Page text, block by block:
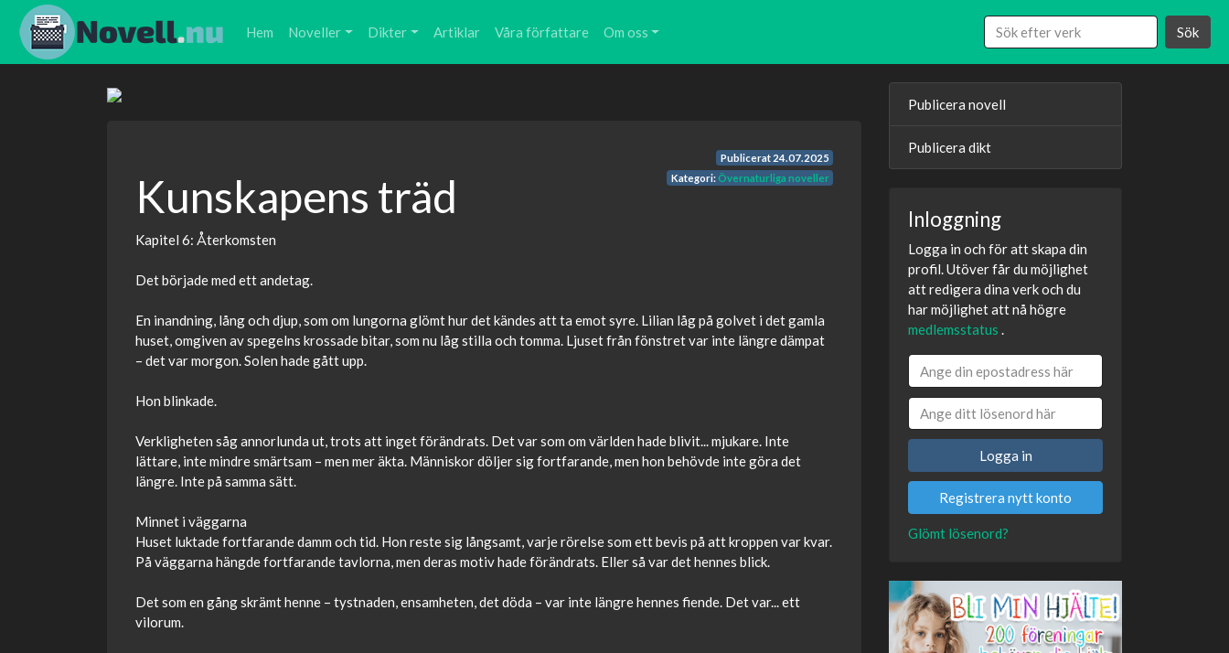
Hem Noveller Dikter Artiklar Våra författare Om oss Sök
Publicerat 24.07.2025
Kategori:Övernaturliga noveller
Kunskapens träd
Kapitel 6: Återkomsten
Det började med ett andetag.
En inandning, lång och djup, som om lungorna glömt hur det kändes att ta emot syre. Lilian låg på golvet i det gamla
huset, omgiven av spegelns krossade bitar, som nu låg stilla och tomma. Ljuset från fönstret var inte längre dämpat
– det var morgon. Solen hade gått upp.
Hon blinkade.
Verkligheten såg annorlunda ut, trots att inget förändrats. Det var som om världen hade blivit... mjukare. Inte
lättare, inte mindre smärtsam – men mer äkta. Människor döljer sig fortfarande, men hon behövde inte göra det
längre. Inte på samma sätt.
Minnet i väggarna
Huset luktade fortfarande damm och tid. Hon reste sig långsamt, varje rörelse som ett bevis på att kroppen var kvar.
På väggarna hängde fortfarande tavlorna, men deras motiv hade förändrats. Eller så var det hennes blick.
Det som en gång skrämt henne – tystnaden, ensamheten, det döda – var inte längre hennes fiende. Det var... ett
vilorum.
Publicera novell
Publicera dikt
Inloggning
Logga in och för att skapa din
profil. Utöver får du möjlighet
att redigera dina verk och du
har möjlighet att nå högre
medlemsstatus .
Logga in
Registrera nytt konto
Glömt lösenord?